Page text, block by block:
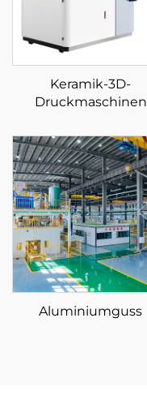
Keramik-3D-
Druckmaschinen
Aluminiumguss